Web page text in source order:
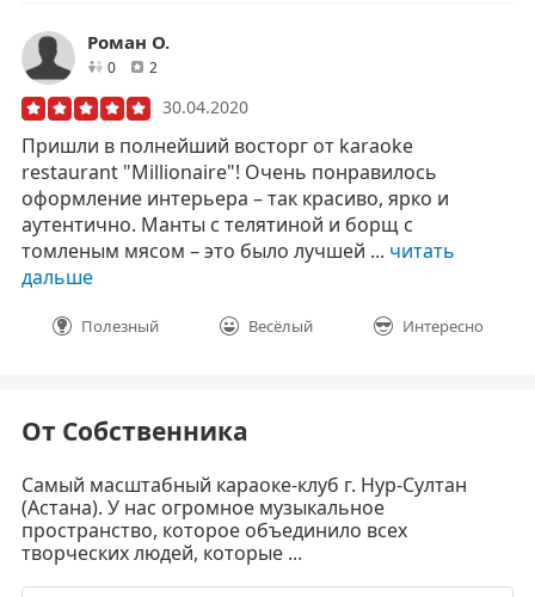
Роман О.
0друзей
2
30.04.2020
Пришли в полнейший восторг от karaoke
restaurant "Millionaire"! Очень понравилось
оформление интерьера – так красиво, ярко и
аутентично. Манты с телятиной и борщ с
томленым мясом – это было лучшей ... читать
дальше
Полезный Весёлый Интересно
От Собственника
Самый масштабный караоке-клуб г. Нур-Султан
(Астана). У нас огромное музыкальное
пространство, которое объединило всех
творческих людей, которые ...